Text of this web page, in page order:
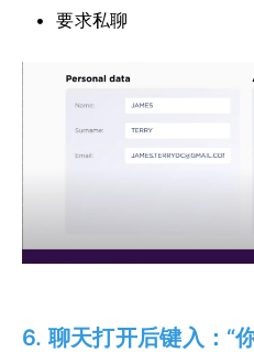
要求私聊
6. 聊天打开后键入：“